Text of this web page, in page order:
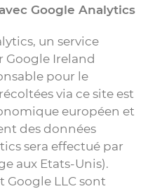
Google Analytics
un service
Google Ireland
pour le
via ce site est
européen et
des données
sera effectué par
aux Etats-Unis).
Google LLC sont